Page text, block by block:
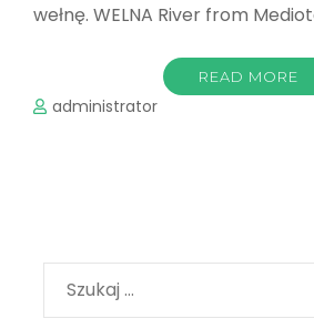
wełnę. WELNA River from
READ MORE
administrator
Szukaj: